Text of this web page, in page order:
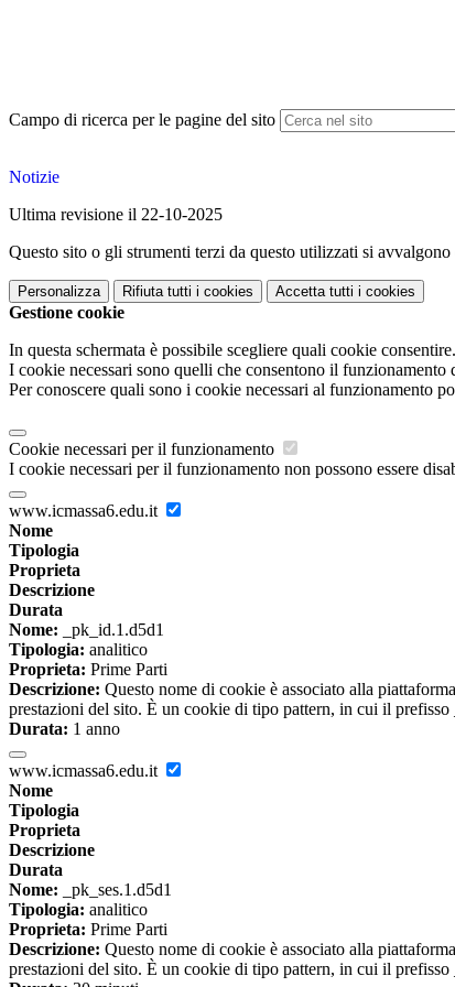
Campo di ricerca per le pagine del sito
Notizie
Ultima revisione il 22-10-2025
Questo sito o gli strumenti terzi da questo utilizzati si
Personalizza Rifiuta tutti i cookies Accetta tutti i cookies
Gestione cookie
In questa schermata è possibile scegliere quali cookie consentire.
I cookie necessari sono quelli che consentono il
Per conoscere quali sono i cookie necessari al funzionamento
Cookie necessari per il funzionamento
I cookie necessari per il funzionamento non possono essere
www.icmassa6.edu.it
Nome
Tipologia
Proprieta
Descrizione
Durata
Nome: _pk_id.1.d5d1
Tipologia: analitico
Proprieta: Prime Parti
Descrizione: Questo nome di cookie è associato alla
prestazioni del sito. È un cookie di tipo pattern, in cui il
Durata: 1 anno
www.icmassa6.edu.it
Nome
Tipologia
Proprieta
Descrizione
Durata
Nome: _pk_ses.1.d5d1
Tipologia: analitico
Proprieta: Prime Parti
Descrizione: Questo nome di cookie è associato alla
prestazioni del sito. È un cookie di tipo pattern, in cui il